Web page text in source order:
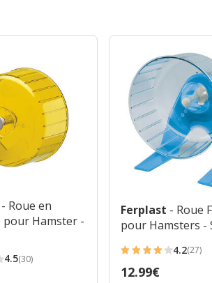
- Roue en
pour Hamster -
4.5(30)
Ferplast - Roue
pour Hamsters -
4.2
étoiles
4.2(27)
Prix
12.99€